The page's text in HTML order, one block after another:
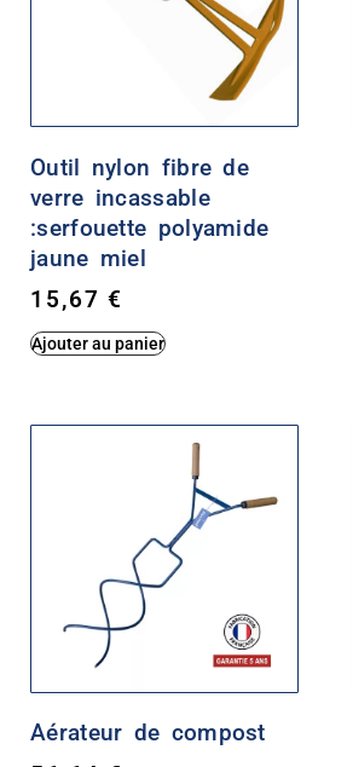
Outil nylon fibre de
verre incassable
:serfouette polyamide
jaune miel
15,67€
Ajouter au panier
Aérateur de compost